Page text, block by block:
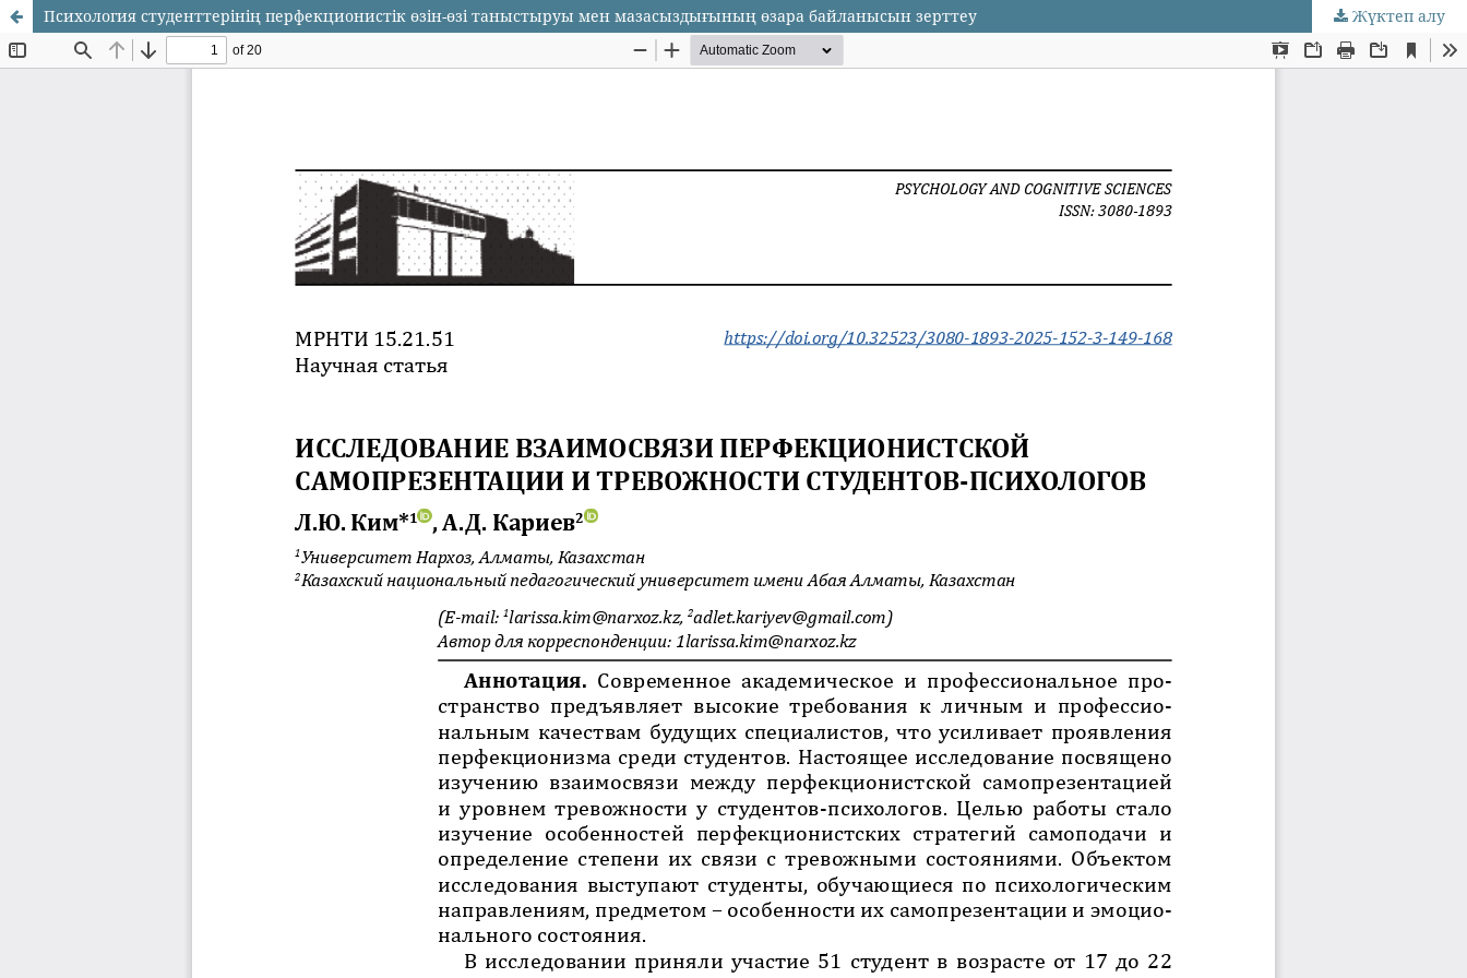
Психология студенттерінің перфекционистік өзін-өзі таныстыруы мен мазасыздығының өзара байланысын зерттеу Жүктеп алу